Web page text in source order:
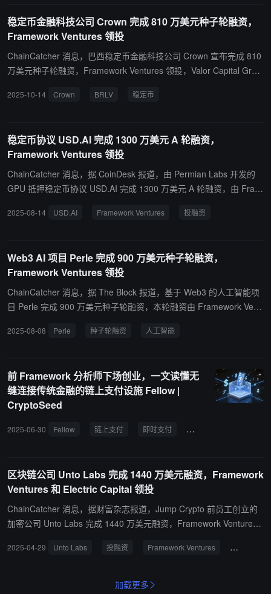
请求。 此前报道，Berachain 隐私条款遭曝光，据称 Brevan Howar
d 的 2500 万美元投资可在 TGE 后退款，其它投资方对此并不知情。
Berachain 联创回应“Nova Digital 拥有 2500 万美元投资退款权”的报
道称：既不准确也不完整，Nova 仍是代币最大持有者之一。
稳定币金融科技公司 Crown 完成 810 万美元种子轮融资，
Framework Ventures 领投
ChainCatcher 消息，巴西稳定币金融科技公司 Crown 宣布完成 810
万美元种子轮融资，Framework Ventures 领投，Valor Capital Grou
合创始人 Ed Wible 等参投。 新资金将用于支持该公司推出稳定币 B
作伙伴提供原生收益分成并将持有的政府债券收益的一部分分配给机
构。
2025-10-14 Crown BRLV 稳定币
稳定币协议 USD.AI 完成 1300 万美元 A 轮融资，
Framework Ventures 领投
ChainCatcher 消息，据 CoinDesk 报道，由 Permian Labs 开发的
GPU 抵押稳定币协议 USD.AI 完成 1300 万美元 A 轮融资，由 Fram
议通过将图形处理器（GPU）硬件作为抵押品，为新兴人工智能公司
USDai。
2025-08-14 USD.AI Framework Ventures 投融资
Web3 AI 项目 Perle 完成 900 万美元种子轮融资，
Framework Ventures 领投
ChainCatcher 消息，据 The Block 报道，基于 Web3 的人工智能项
目 Perle 完成 900 万美元种子轮融资，本轮融资由 Framework Vent
利用新注入的资金，Perle 将推出 Perle Labs，这是一款利用区块链
员。 Perle 此前曾于 2024 年 10 月在 CoinFund 领投的种子轮融资
中筹集了 850 万美元。
2025-08-08 Perle 种子轮融资 人工智能
前 Framework 分析师下场创业，一文读懂无
缝连接传统金融的链上支付设施 Fellow |
CryptoSeed
2025-06-30 Fellow 链上支付 即时支付 Web3金融
区块链公司 Unto Labs 完成 1440 万美元融资，Framework
Ventures 和 Electric Capital 领投
ChainCatcher 消息，据财富杂志报道，Jump Crypto 前员工创立的
加密公司 Unto Labs 完成 1440 万美元融资，Framework Ventures
的 Unto 区块链开发自己的虚拟机 ThruVM，它将使用 RISC-V。Unt
2025-04-29 Unto Labs 投融资 Framework Ventures Electric
加载更多